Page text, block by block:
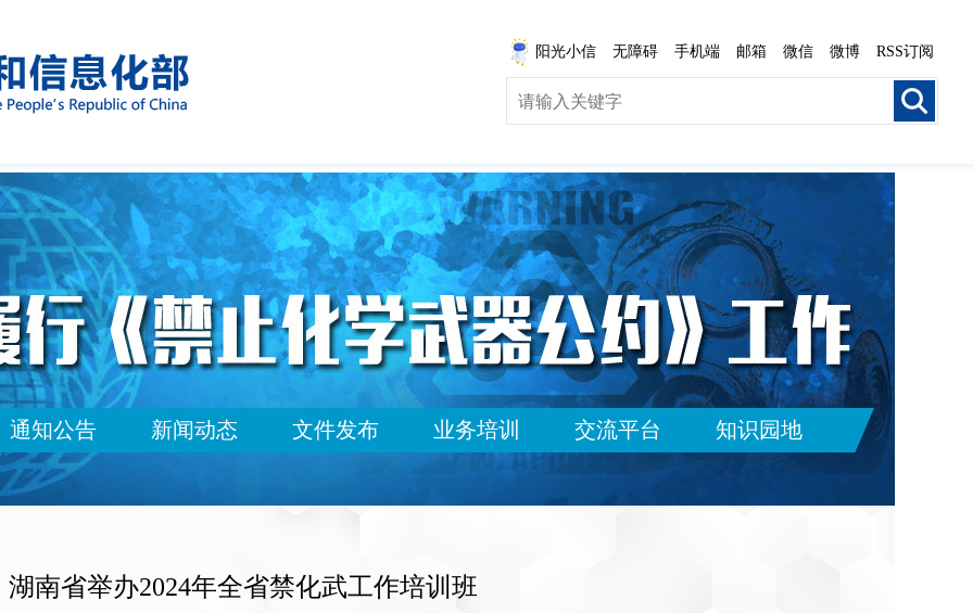
阳光小信 无障碍 手机端 邮箱 微信 微博 RSS订阅
通知公告 新闻动态 文件发布 业务培训 交流平台 知识园地
湖南省举办2024年全省禁化武工作培训班